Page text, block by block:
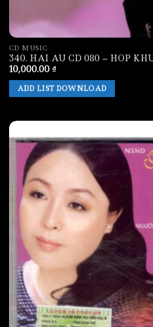
CD MUSIC
340. HAI AU CD 080 – HOP
10,000.00 ₫
ADD LIST DOWNLOAD